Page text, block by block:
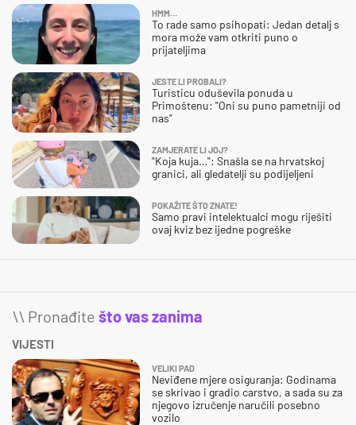
HMM…
To rade samo psihopati: Jedan detalj s
mora može vam otkriti puno o
prijateljima
JESTE LI PROBALI?
Turisticu oduševila ponuda u
Primoštenu: "Oni su puno pametniji od
nas"
ZAMJERATE LI JOJ?
"Koja kuja…": Snašla se na hrvatskoj
granici, ali gledatelji su podijeljeni
POKAŽITE ŠTO ZNATE!
Samo pravi intelektualci mogu riješiti
ovaj kviz bez ijedne pogreške
\\ Pronađite što vas zanima
VIJESTI
VELIKI PAD
Neviđene mjere osiguranja: Godinama
se skrivao i gradio carstvo, a sada su za
njegovo izručenje naručili posebno
vozilo